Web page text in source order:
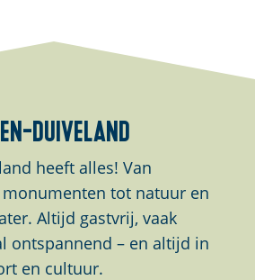
duiveland
heeft alles! Van
tot natuur en
Altijd gastvrij, vaak
ontspannend – en altijd in
en cultuur.